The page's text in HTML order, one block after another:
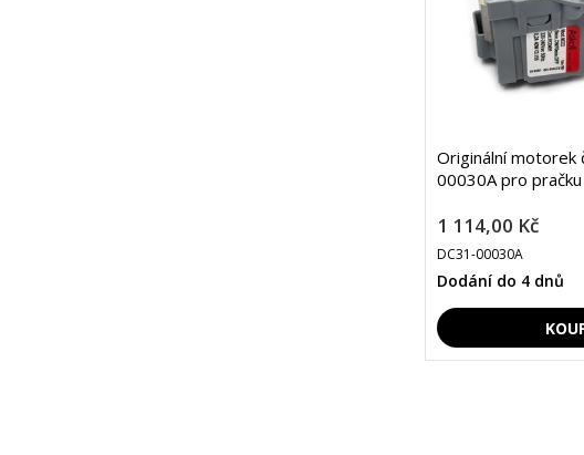
Originální motorek
00030A pro
1 114,00 Kč
DC31-00030A
Dodání do 4 dnů